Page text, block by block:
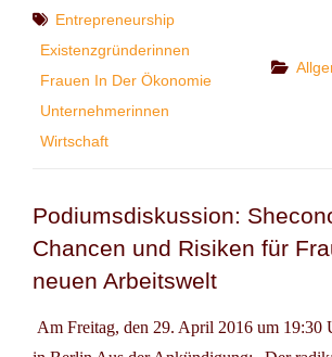
UND
BRANDENBURG
Tags
Entrepreneurship
Existenzgründerinnen
Frauen In Der Ökonomie
Unternehmerinnen
Wirtschaft
Podiumsdiskussion:
Chancen und Risiken für
neuen Arbeitswelt
Am Freitag, den 29. April 2016 um 19:30